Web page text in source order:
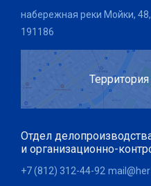
набережная реки Мойки,
191186
Отдел
и организационно-
+7 (812) 312-44-92